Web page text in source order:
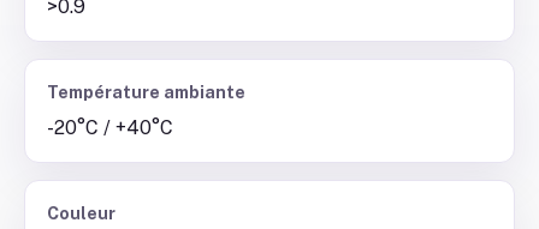
>0.9
Température ambiante
-20°C / +40°C
Couleur